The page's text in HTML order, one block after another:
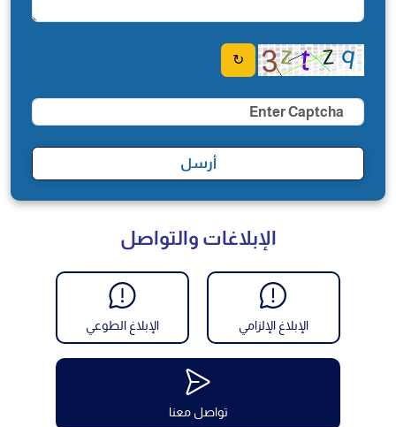
↻
أرسل
الإبلاغات والتواصل
الإبلاغ الإلزامي الإبلاغ الطوعي
تواصل معنا